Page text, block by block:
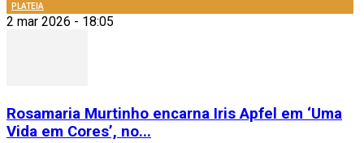
PLATEIA
2 mar 2026 - 18:05
Rosamaria Murtinho encarna Iris Apfel em ‘Uma
Vida em Cores’, no...